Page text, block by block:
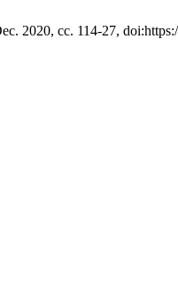
2020, сс. 114-27,